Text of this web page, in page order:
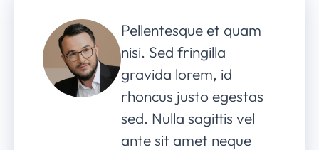
Pellentesque et quam
nisi. Sed fringilla
gravida lorem, id
rhoncus justo egestas
sed. Nulla sagittis vel
ante sit amet neque